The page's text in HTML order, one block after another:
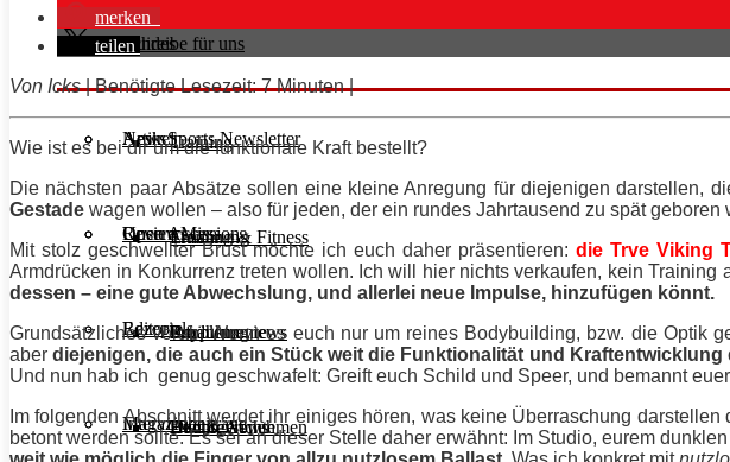
Schreibe für uns
Aesir Sports Newsletter
Unsere Mission
Guides
Training
Ernährung
Supplemente
Artikel
Training & Fitness
Ernährung
Diät & Abnehmen
Reviews
Produktreviews
Buchreviews
Rezepte
Hauptgerichte
Interviews
News
Open Access
Editorials
Magazinbeiträge
merken
teilen
Von Icks| Benötigte Lesezeit: 7 Minuten |
Wie ist es bei dir um die funktionale Kraft bestellt?
Die nächsten paar Absätze sollen eine kleine Anregung für diejenigen darstellen,
Gestade wagen wollen – also für jeden, der ein rundes Jahrtausend zu spät
Mit stolz geschwellter Brust möchte ich euch daher präsentieren:die Trve Viking
Armdrücken in Konkurrenz treten wollen. Ich will hier nichts verkaufen, keinTraining
dessen – eine gute Abwechslung, und allerlei neue Impulse, hinzufügen könnt.
Grundsätzliches vorab: Wenn es euch nur um reines Bodybuilding, bzw. die Optik
aberdiejenigen, die auch ein Stück weit die Funktionalität und
Und nun hab ich genug geschwafelt: Greift euch Schild und Speer, und bemannt
Im folgenden Abschnitt werdet ihr einiges hören, was keine Überraschung
betont werden sollte. Es sei an dieser Stelle daher erwähnt: Im Studio, eurem